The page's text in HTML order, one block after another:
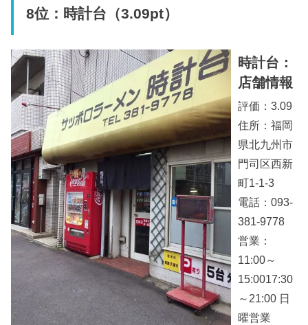
8位：時計台（3.09pt）
時計台：
店舗情報
評価：3.09
住所：福岡
県北九州市
門司区西新
町1-1-3
電話：093-
381-9778
営業：
11:00～
15:0017:30
～21:00 日
曜営業